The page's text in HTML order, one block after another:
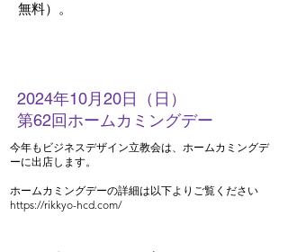
無料）。
2024年10月20日（日）
第62回ホームカミングデー
今年もビジネスデザイン立教会は、ホームカミングデ
ーに出店します。
​ホームカミングデーの詳細は以下よりご覧ください
https://rikkyo-hcd.com/